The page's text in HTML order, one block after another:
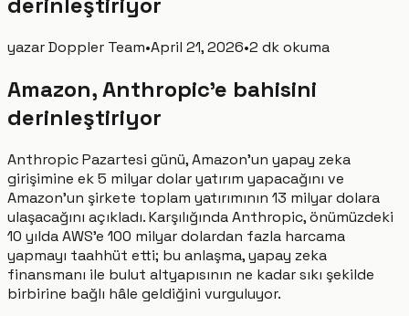
yazarDoppler Team•April 21, 2026•2 dk okuma
Amazon, Anthropic'e bahisini
derinleştiriyor
Anthropic Pazartesi günü, Amazon'un yapay zeka
girişimine ek 5 milyar dolar yatırım yapacağını ve
Amazon'un şirkete toplam yatırımının 13 milyar dolara
ulaşacağını açıkladı. Karşılığında Anthropic, önümüzdeki
10 yılda AWS'e 100 milyar dolardan fazla harcama
yapmayı taahhüt etti; bu anlaşma, yapay zeka
finansmanı ile bulut altyapısının ne kadar sıkı şekilde
birbirine bağlı hâle geldiğini vurguluyor.